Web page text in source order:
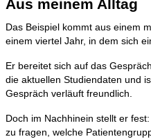
Aus meinem Alltag
Das Beispiel kommt aus einem
einem viertel Jahr, in dem sich
Er bereitet sich auf das
die aktuellen Studiendaten und
Gespräch verläuft freundlich.
Doch im Nachhinein stellt er
zu fragen, welche